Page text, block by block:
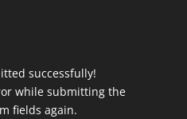
successfully!
while submitting the
fields again.